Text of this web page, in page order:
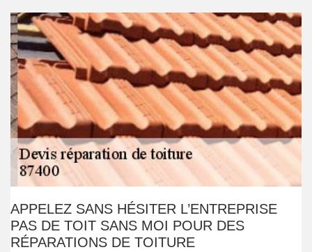
APPELEZ SANS HÉSITER L’ENTREPRISE
PAS DE TOIT SANS MOI POUR DES
RÉPARATIONS DE TOITURE